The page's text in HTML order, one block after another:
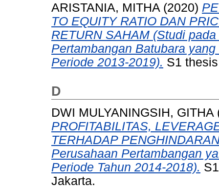
ARISTANIA, MITHA (2020)
TO EQUITY RATIO DAN
RETURN SAHAM (Studi
Pertambangan Batubara
Periode 2013-2019). S1
D
DWI MULYANINGSIH, GITHA
PROFITABILITAS,
TERHADAP
Perusahaan Pertambangan
Periode Tahun 2014-2018).
Jakarta.